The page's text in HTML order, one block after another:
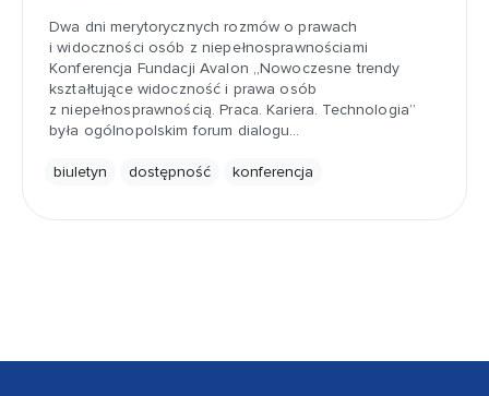
Dwa dni merytorycznych rozmów o prawach
i widoczności osób z niepełnosprawnościami
Konferencja Fundacji Avalon „Nowoczesne trendy
kształtujące widoczność i prawa osób
z niepełnosprawnością. Praca. Kariera. Technologia”
była ogólnopolskim forum dialogu…
biuletyn dostępność konferencja